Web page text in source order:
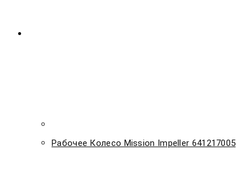
Рабочее Колесо Mission Impeller 641217005